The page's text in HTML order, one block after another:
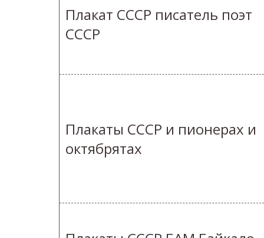
Плакат СССР писатель поэт
СССР
Плакаты СССР и пионерах и
октябрятах